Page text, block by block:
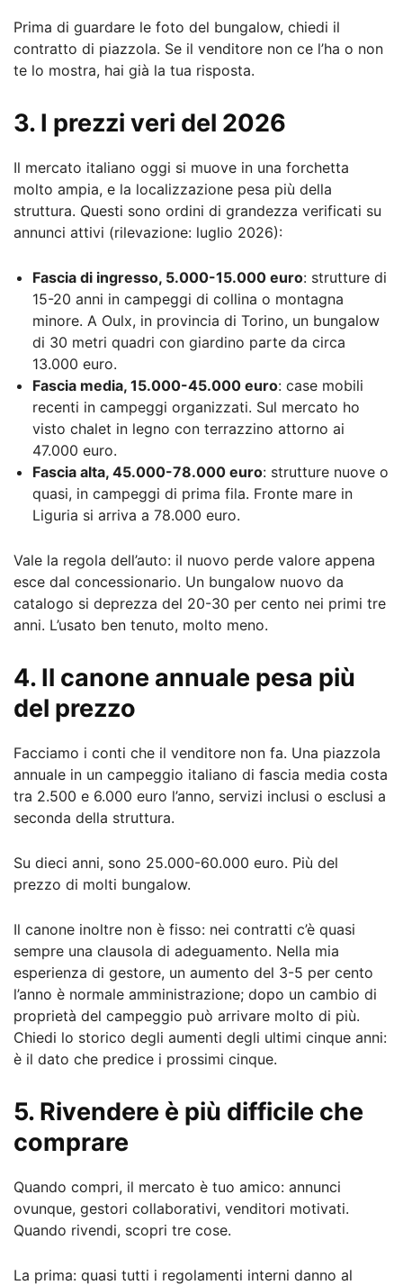
Prima di guardare le foto del bungalow, chiedi il
contratto di piazzola. Se il venditore non ce l’ha o non
te lo mostra, hai già la tua risposta.
3. I prezzi veri del 2026
Il mercato italiano oggi si muove in una forchetta
molto ampia, e la localizzazione pesa più della
struttura. Questi sono ordini di grandezza verificati su
annunci attivi (rilevazione: luglio 2026):
Fascia di ingresso, 5.000-15.000 euro: strutture di
15-20 anni in campeggi di collina o montagna
minore. A Oulx, in provincia di Torino, un bungalow
di 30 metri quadri con giardino parte da circa
13.000 euro.
Fascia media, 15.000-45.000 euro: case mobili
recenti in campeggi organizzati. Sul mercato ho
visto chalet in legno con terrazzino attorno ai
47.000 euro.
Fascia alta, 45.000-78.000 euro: strutture nuove o
quasi, in campeggi di prima fila. Fronte mare in
Liguria si arriva a 78.000 euro.
Vale la regola dell’auto: il nuovo perde valore appena
esce dal concessionario. Un bungalow nuovo da
catalogo si deprezza del 20-30 per cento nei primi tre
anni. L’usato ben tenuto, molto meno.
4. Il canone annuale pesa più
del prezzo
Facciamo i conti che il venditore non fa. Una piazzola
annuale in un campeggio italiano di fascia media costa
tra 2.500 e 6.000 euro l’anno, servizi inclusi o esclusi a
seconda della struttura.
Su dieci anni, sono 25.000-60.000 euro. Più del
prezzo di molti bungalow.
Il canone inoltre non è fisso: nei contratti c’è quasi
sempre una clausola di adeguamento. Nella mia
esperienza di gestore, un aumento del 3-5 per cento
l’anno è normale amministrazione; dopo un cambio di
proprietà del campeggio può arrivare molto di più.
Chiedi lo storico degli aumenti degli ultimi cinque anni:
è il dato che predice i prossimi cinque.
5. Rivendere è più difficile che
comprare
Quando compri, il mercato è tuo amico: annunci
ovunque, gestori collaborativi, venditori motivati.
Quando rivendi, scopri tre cose.
La prima: quasi tutti i regolamenti interni danno al